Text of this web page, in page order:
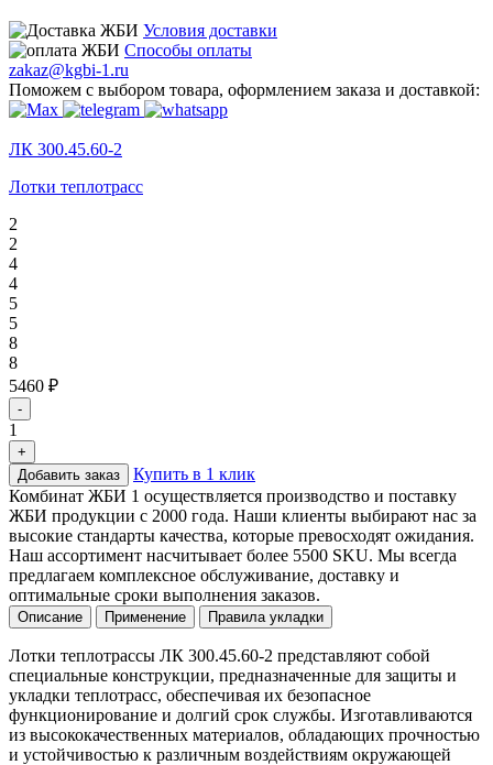
Условия доставки
Способы оплаты
zakaz@kgbi-1.ru
Поможем с выбором товара, оформлением заказа и доставкой:
ЛК 300.45.60-2
Лотки теплотрасс
2
2
4
4
5
5
8
8
5460 ₽
-
1
+
Добавить заказ
Купить в 1 клик
Комбинат ЖБИ 1 осуществляется производство и поставку
ЖБИ продукции с 2000 года. Наши клиенты выбирают нас за
высокие стандарты качества, которые превосходят ожидания.
Наш ассортимент насчитывает более 5500 SKU. Мы всегда
предлагаем комплексное обслуживание, доставку и
оптимальные сроки выполнения заказов.
Описание Применение Правила укладки
Лотки теплотрассы ЛК 300.45.60-2 представляют собой
специальные конструкции, предназначенные для защиты и
укладки теплотрасс, обеспечивая их безопасное
функционирование и долгий срок службы. Изготавливаются
из высококачественных материалов, обладающих прочностью
и устойчивостью к различным воздействиям окружающей